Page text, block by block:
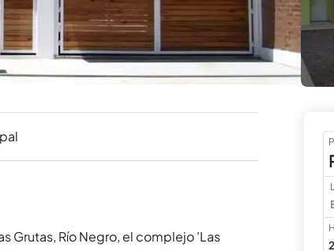
Grutas, Río Negro, el complejo 'Las